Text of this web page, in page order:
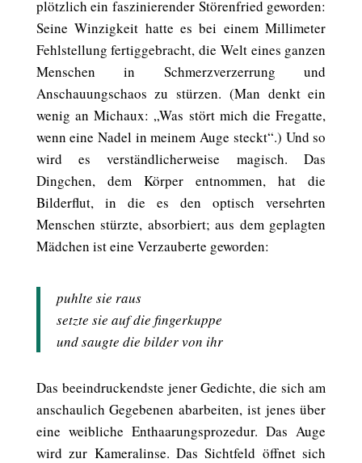
plötzlich ein faszinierender Störenfried geworden:
Seine Winzigkeit hatte es bei einem Millimeter
Fehlstellung fertiggebracht, die Welt eines ganzen
Menschen in Schmerzverzerrung und
Anschauungschaos zu stürzen. (Man denkt ein
wenig an Michaux: „Was stört mich die Fregatte,
wenn eine Nadel in meinem Auge steckt“.) Und so
wird es verständlicherweise magisch. Das
Dingchen, dem Körper entnommen, hat die
Bilderflut, in die es den optisch versehrten
Menschen stürzte, absorbiert; aus dem geplagten
Mädchen ist eine Verzauberte geworden:
puhlte sie raus
setzte sie auf die fingerkuppe
und saugte die bilder von ihr
Das beeindruckendste jener Gedichte, die sich am
anschaulich Gegebenen abarbeiten, ist jenes über
eine weibliche Enthaarungsprozedur. Das Auge
wird zur Kameralinse. Das Sichtfeld öffnet sich